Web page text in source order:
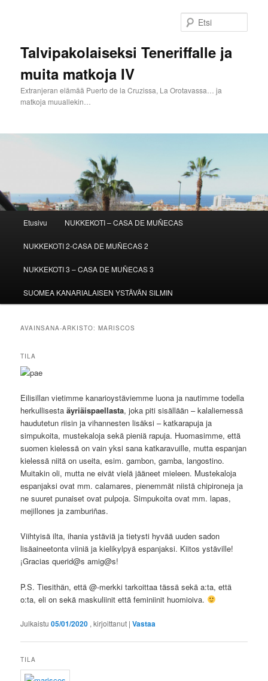
Talvipakolaiseksi Teneriffalle ja
muita matkoja IV
Extranjeran elämää Puerto de la Cruzissa, La Orotavassa… ja
matkoja muuallekin…
Etusivu NUKKEKOTI – CASA DE MUÑECAS
NUKKEKOTI 2-CASA DE MUÑECAS 2
NUKKEKOTI 3 – CASA DE MUÑECAS 3
SUOMEA KANARIALAISEN YSTÄVÄN SILMIN
AVAINSANA-ARKISTO:MARISCOS
TILA
Eilisillan vietimme kanarioystäviemme luona ja nautimme todella
herkullisestaäyriäispaellasta, joka piti sisällään – kalaliemessä
haudutetun riisin ja vihannesten lisäksi – katkarapuja ja
simpukoita, mustekaloja sekä pieniä rapuja. Huomasimme, että
suomen kielessä on vain yksi sana katkaravuille, mutta espanjan
kielessä niitä on useita, esim. gambon, gamba, langostino.
Muitakin oli, mutta ne eivät vielä jääneet mieleen. Mustekaloja
espanjaksi ovat mm. calamares, pienemmät niistä chipironeja ja
ne suuret punaiset ovat pulpoja. Simpukoita ovat mm. lapas,
mejillones ja zamburiñas.
Viihtyisä ilta, ihania ystäviä ja tietysti hyvää uuden sadon
lisäaineetonta viiniä ja kielikylpyä espanjaksi. Kiitos ystäville!
¡Gracias querid@s amig@s!
P.S. Tiesithän, että @-merkki tarkoittaa tässä sekä a:ta, että
o:ta, eli on sekä maskuliinit että feminiinit huomioiva.
Julkaistu05/01/2020 , kirjoittanut |Vastaa
TILA